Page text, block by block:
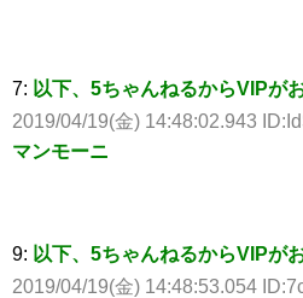
7: 以下、5ちゃんねるからVIPが
2019/04/19(金) 14:48:02.943
マンモーニ
9: 以下、5ちゃんねるからVIPが
2019/04/19(金) 14:48:53.054